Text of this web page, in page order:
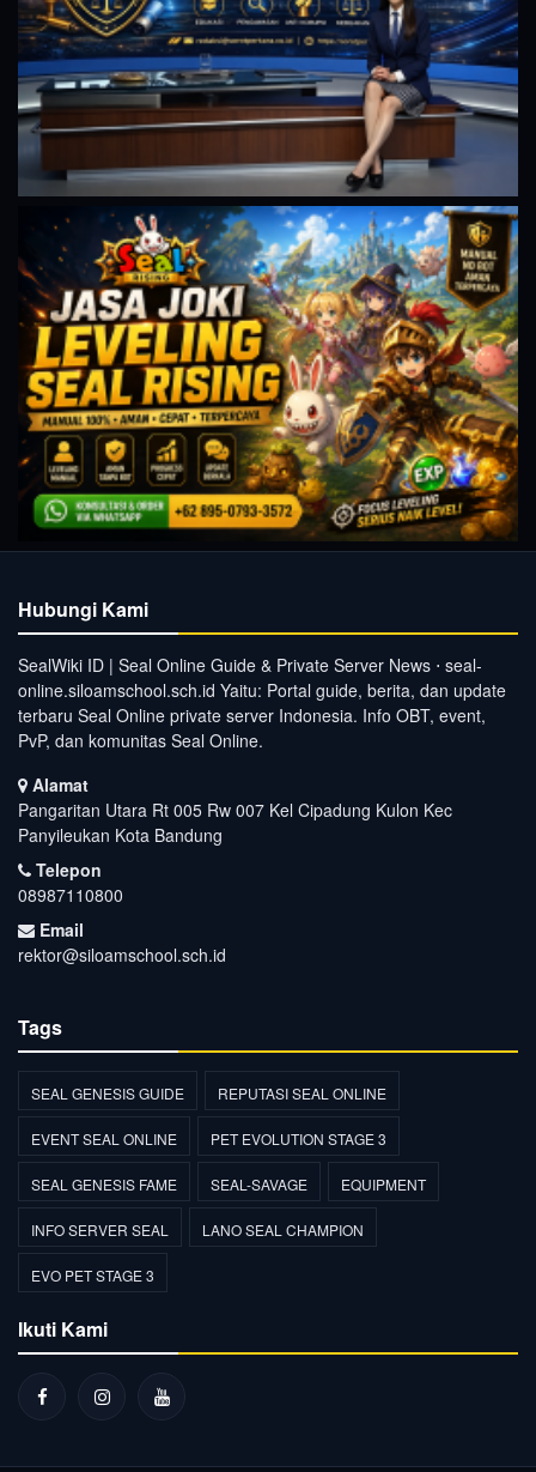
Hubungi Kami
SealWiki ID | Seal Online Guide & Private Server News ⋅ seal-
online.siloamschool.sch.id Yaitu: Portal guide, berita, dan update
terbaru Seal Online private server Indonesia. Info OBT, event,
PvP, dan komunitas Seal Online.
Alamat
Pangaritan Utara Rt 005 Rw 007 Kel Cipadung Kulon Kec
Panyileukan Kota Bandung
Telepon
08987110800
Email
rektor@siloamschool.sch.id
Tags
SEAL GENESIS GUIDE REPUTASI SEAL ONLINE
EVENT SEAL ONLINE PET EVOLUTION STAGE 3
SEAL GENESIS FAME SEAL-SAVAGE EQUIPMENT
INFO SERVER SEAL LANO SEAL CHAMPION
EVO PET STAGE 3
Ikuti Kami